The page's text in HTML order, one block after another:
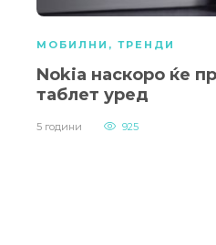
МОБИЛНИ , ТРЕНДИ
Nokia наскоро ќе
таблет уред
5 години 925